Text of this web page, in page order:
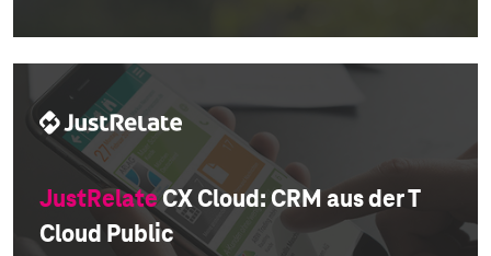
JustRelateCX Cloud: CRM aus der T
Cloud Public